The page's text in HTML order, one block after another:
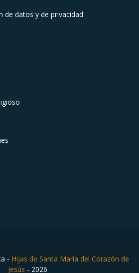
de datos y de privacidad
- Hijas de Santa María del Corazón de
Jesús - 2026